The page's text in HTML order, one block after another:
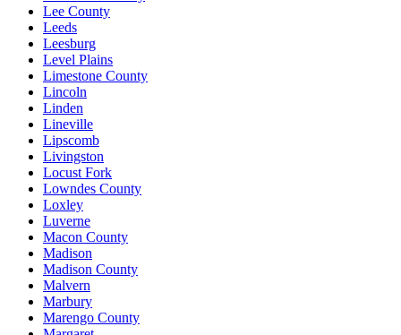
Lee County
Leeds
Leesburg
Level Plains
Limestone County
Lincoln
Linden
Lineville
Lipscomb
Livingston
Locust Fork
Lowndes County
Loxley
Luverne
Macon County
Madison
Madison County
Malvern
Marbury
Marengo County